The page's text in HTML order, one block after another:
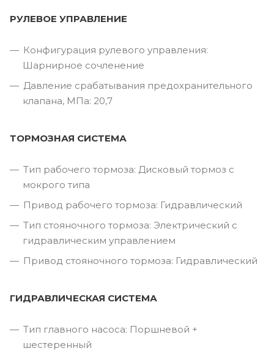
РУЛЕВОЕ УПРАВЛЕНИЕ
Конфигурация рулевого управления:
Шарнирное сочленение
Давление срабатывания предохранительного
клапана, МПа: 20,7
ТОРМОЗНАЯ СИСТЕМА
Тип рабочего тормоза: Дисковый тормоз с
мокрого типа
Привод рабочего тормоза: Гидравлический
Тип стояночного тормоза: Электрический с
гидравлическим управлением
Привод стояночного тормоза: Гидравлический
ГИДРАВЛИЧЕСКАЯ СИСТЕМА
Тип главного насоса: Поршневой +
шестеренный